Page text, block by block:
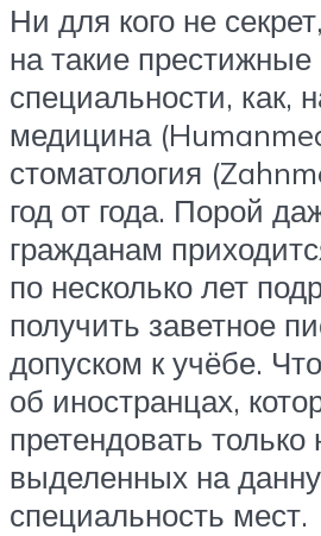
Ни для кого не
на такие
специальности, как,
медицина
стоматология
год от года. Порой
гражданам
по несколько лет
получить заветное
допуском к учёбе.
об иностранцах,
претендовать только
выделенных на
специальность мест.